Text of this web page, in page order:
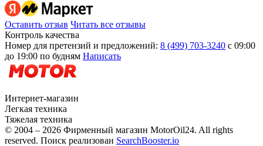
Оставить отзыв Читать все отзывы
Контроль качества
Номер для претензий и предложений: 8 (499) 703-3240 с 09:00
до 19:00 по будням Написать
Интернет-магазин
Легкая техника
Тяжелая техника
© 2004 – 2026 Фирменный магазин MotorOil24. All rights
reserved. Поиск реализован SearchBooster.io